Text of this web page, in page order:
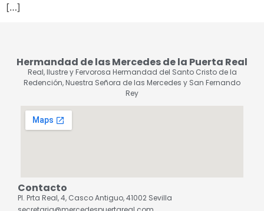
[…]
Hermandad de las Mercedes de la Puerta Real
Real, Ilustre y Fervorosa Hermandad del Santo Cristo de la
Redención, Nuestra Señora de las Mercedes y San Fernando
Rey
Contacto
Pl. Prta Real, 4, Casco Antiguo, 41002 Sevilla